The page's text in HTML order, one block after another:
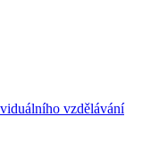
vzdělávání